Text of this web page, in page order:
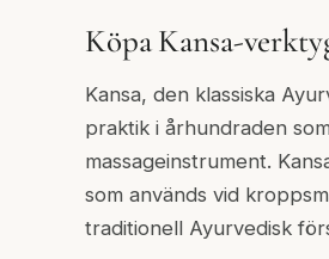
Köpa Kansa-
Kansa, den klassiska
praktik i århundraden
massageinstrument.
som används vid
traditionell Ayurvedisk